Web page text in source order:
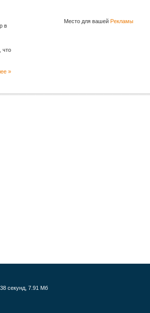
в
что
»
Место для вашей Рекламы
секунд, 7.91 Мб